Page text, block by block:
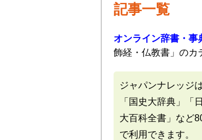
記事一覧
オンライン辞書・事
飾経・仏教書」のカ
ジャパンナレッジ
「国史大辞典」「
大百科全書」など
で利用できます。